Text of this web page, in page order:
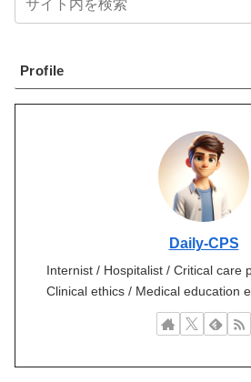
Profile
Daily-CPS
Internist / Hospitalist / Critical care
Clinical ethics / Medical education